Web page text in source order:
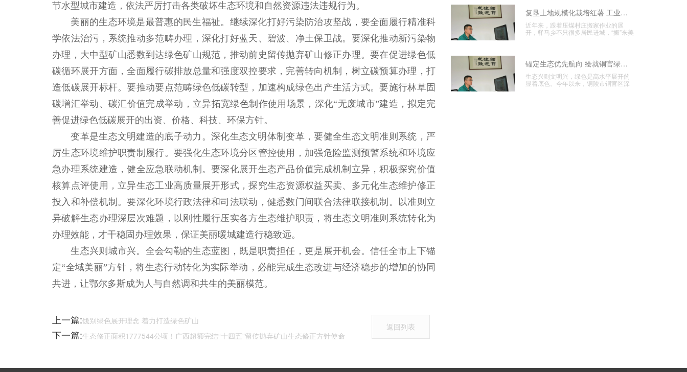
节水型城市建造，依法严厉打击各类破坏生态环境和自然资源违法违规行为。
美丽的生态环境是最普惠的民生福祉。继续深化打好污染防治攻坚战，要全面履行精准科
学依法治污，系统推动多范畴办理，深化打好蓝天、碧波、净土保卫战。要深化推动新污染物
办理，大中型矿山悉数到达绿色矿山规范，推动前史留传抛弃矿山修正办理。要在促进绿色低
碳循环展开方面，全面履行碳排放总量和强度双控要求，完善转向机制，树立碳预算办理，打
造低碳展开标杆。要推动要点范畴绿色低碳转型，加速构成绿色出产生活方式。要施行林草固
碳增汇举动、碳汇价值完成举动，立异拓宽绿色制作使用场景，深化“无废城市”建造，拟定完
善促进绿色低碳展开的出资、价格、科技、环保方针。
变革是生态文明建造的底子动力。深化生态文明体制变革，要健全生态文明准则系统，严
厉生态环境维护职责制履行。要强化生态环境分区管控使用，加强危险监测预警系统和环境应
急办理系统建造，健全应急联动机制。要深化展开生态产品价值完成机制立异，积极探究价值
核算点评使用，立异生态工业高质量展开形式，探究生态资源权益买卖、多元化生态维护修正
投入和补偿机制。要深化环境行政法律和司法联动，健悉数门间联合法律联接机制。以准则立
异破解生态办理深层次难题，以刚性履行压实各方生态维护职责，将生态文明准则系统转化为
办理效能，才干稳固办理效果，保证美丽暖城建造行稳致远。
生态兴则城市兴。全会勾勒的生态蓝图，既是职责担任，更是展开机会。信任全市上下锚
定“全域美丽”方针，将生态行动转化为实际举动，必能完成生态改进与经济稳步的增加的协同
共进，让鄂尔多斯成为人与自然调和共生的美丽模范。
上一篇:饯别绿色展开理念 着力打造绿色矿山
下一篇:生态修正面积1777544公顷！广西超额完结“十四五”留传抛弃矿山生态修正方针使命
返回列表
复垦土地规模化栽培红薯 工业运营显成效
近年来，跟着压煤村庄搬家作业的展
开，驿马乡不只很多居民进城，“搬”来美
锚定生态优先航向 绘就铜官绿色宜居新图景
生态兴则文明兴，绿色是高水平展开的
显着底色。今年以来，铜陵市铜官区深